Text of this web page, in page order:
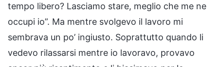
tempo libero? Lasciamo stare, meglio che me ne
occupi io”. Ma mentre svolgevo il lavoro mi
sembrava un po’ ingiusto. Soprattutto quando li
vedevo rilassarsi mentre io lavoravo, provavo